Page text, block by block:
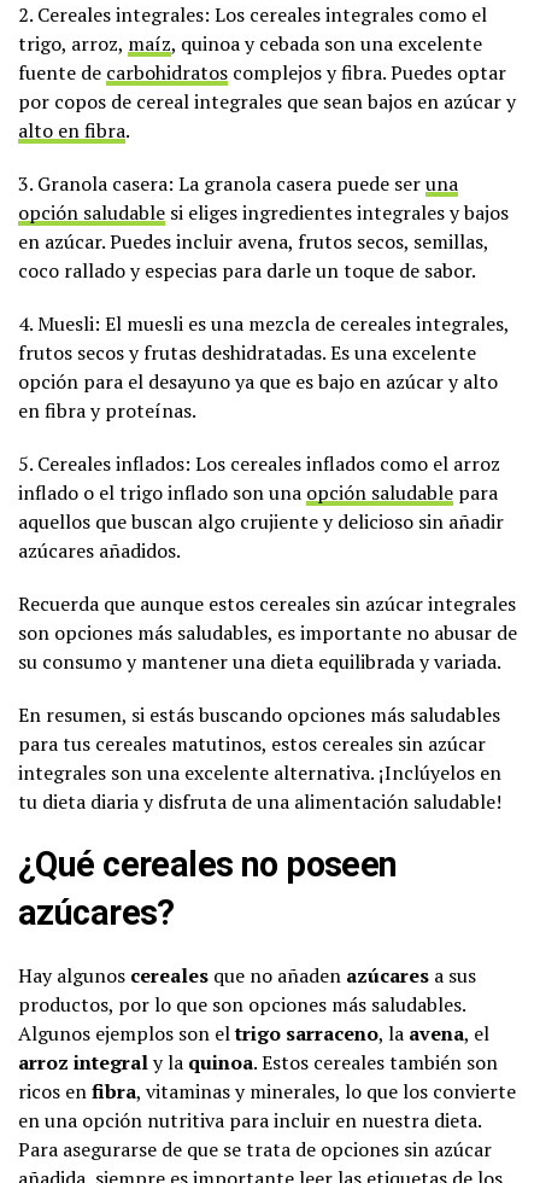
2. Cereales integrales: Los cereales integrales como el
trigo, arroz, maíz, quinoa y cebada son una excelente
fuente de carbohidratos complejos y fibra. Puedes optar
por copos de cereal integrales que sean bajos en azúcar y
alto en fibra.
3. Granola casera: La granola casera puede seruna
opción saludable si eliges ingredientes integrales y bajos
en azúcar. Puedes incluir avena, frutos secos, semillas,
coco rallado y especias para darle un toque de sabor.
4. Muesli: El muesli es una mezcla de cereales integrales,
frutos secos y frutas deshidratadas. Es una excelente
opción para el desayuno ya que es bajo en azúcar y alto
en fibra y proteínas.
5. Cereales inflados: Los cereales inflados como el arroz
inflado o el trigo inflado son una opción saludable para
aquellos que buscan algo crujiente y delicioso sin añadir
azúcares añadidos.
Recuerda que aunque estos cereales sin azúcar integrales
son opciones más saludables, es importante no abusar de
su consumo y mantener una dieta equilibrada y variada.
En resumen, si estás buscando opciones más saludables
para tus cereales matutinos, estos cereales sin azúcar
integrales son una excelente alternativa. ¡Inclúyelos en
tu dieta diaria y disfruta de una alimentación saludable!
¿Qué cereales no poseen
azúcares?
Hay algunos cereales que no añaden azúcares a sus
productos, por lo que son opciones más saludables.
Algunos ejemplos son eltrigo sarraceno, la avena, el
arroz integraly la quinoa. Estos cereales también son
ricos enfibra, vitaminas y minerales, lo que los convierte
en una opción nutritiva para incluir en nuestra dieta.
Para asegurarse de que se trata de opciones sin azúcar